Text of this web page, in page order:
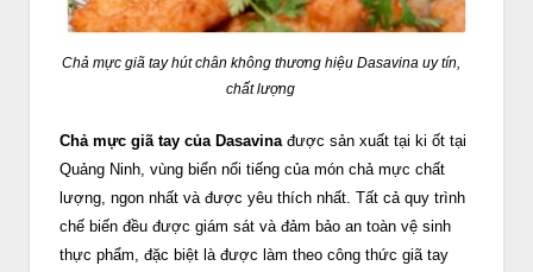
Chả mực giã tay hút chân không thương hiệu Dasavina uy tín,
chất lượng
Chả mực giã tay của Dasavina được sản xuất tại ki ốt tại
Quảng Ninh, vùng biển nổi tiếng của món chả mực chất
lượng, ngon nhất và được yêu thích nhất. Tất cả quy trình
chế biến đều được giám sát và đảm bảo an toàn vệ sinh
thực phẩm, đặc biệt là được làm theo công thức giã tay